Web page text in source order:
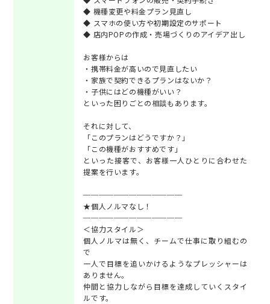
◆ 機種変更や料金プラン見直し
◆ スマホの使い方や初期設定のサポート
◆ 店内POPの作成・売場づくりのアイデア出し
お客様からは
・携帯料金が高いので見直したい
・家族で契約できるプランはないか？
・子供にはどの機種がいい？
といった困りごとの相談もあります。
それに対して、
「このプランはどうですか？」
「この機種がおすすめです」
といった接客で、お客様一人ひとりに合わせた
提案を行います。
─────────────
★個人ノルマなし！
─────────────
＜協力スタイル＞
個人ノルマは無く、チームで仕事に取り組むの
で
一人で目標を追いかけるようなプレッシャーは
ありません。
仲間と協力しながら目標を達成していくスタイ
ルです。